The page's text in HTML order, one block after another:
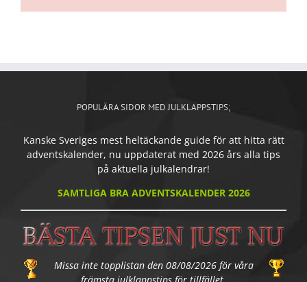
POPULÄRA SIDOR MED JULKLAPPSTIPS;
Kanske Sveriges mest heltäckande guide för att hitta rätt
adventskalender, nu uppdaterat med 2026 års alla tips
på aktuella julkalendrar!
SAMTLIGA BRA ADVENTSKALENDER 2026
Missa inte topplistan den 08/08/2026 för våra